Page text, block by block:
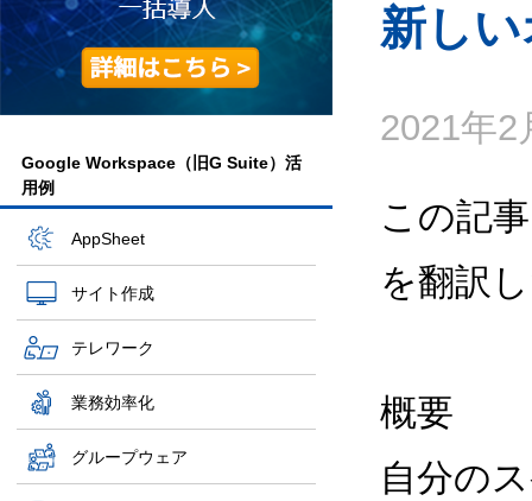
Google Workspace（旧G Suite）活
用例
AppSheet
サイト作成
テレワーク
業務効率化
グループウェア
新し
2021年2
この記
を翻訳
概要
自分の